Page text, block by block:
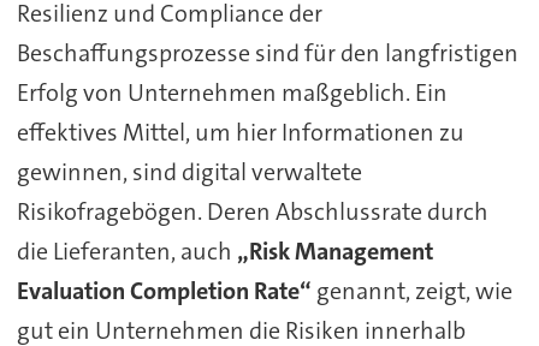
Resilienz und Compliance der
Beschaffungsprozesse sind für den langfristigen
Erfolg von Unternehmen maßgeblich. Ein
effektives Mittel, um hier Informationen zu
gewinnen, sind digital verwaltete
Risikofragebögen. Deren Abschlussrate durch
die Lieferanten, auch „Risk Management
Evaluation Completion Rate“ genannt, zeigt, wie
gut ein Unternehmen die Risiken innerhalb